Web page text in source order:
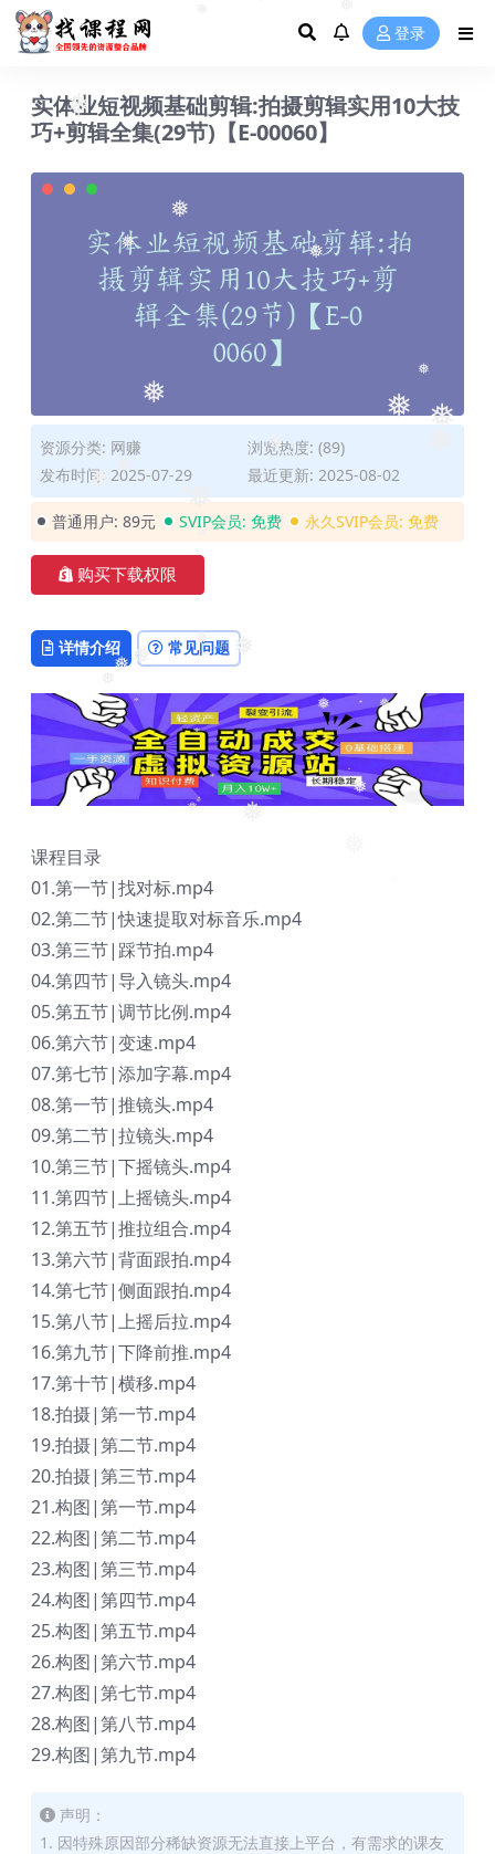
❅
❅
❅
❅
❅
❅
❅
❅
❅
❅
❅
❅
❅
❅
❅
❅
❅
❅
❅
❅
❅
❅ 登录
实体业短视频基础剪辑:拍摄剪辑实用10大技
巧+剪辑全集(29节)【E-00060】
资源分类: 网赚
浏览热度: (89)
发布时间: 2025-07-29
最近更新: 2025-08-02
普通用户: 89元 SVIP会员: 免费 永久SVIP会员: 免费
购买下载权限
详情介绍 常见问题
课程目录
01.第一节|找对标.mp4
02.第二节|快速提取对标音乐.mp4
03.第三节|踩节拍.mp4
04.第四节|导入镜头.mp4
05.第五节|调节比例.mp4
06.第六节|变速.mp4
07.第七节|添加字幕.mp4
08.第一节|推镜头.mp4
09.第二节|拉镜头.mp4
10.第三节|下摇镜头.mp4
11.第四节|上摇镜头.mp4
12.第五节|推拉组合.mp4
13.第六节|背面跟拍.mp4
14.第七节|侧面跟拍.mp4
15.第八节|上摇后拉.mp4
16.第九节|下降前推.mp4
17.第十节|横移.mp4
18.拍摄|第一节.mp4
19.拍摄|第二节.mp4
20.拍摄|第三节.mp4
21.构图|第一节.mp4
22.构图|第二节.mp4
23.构图|第三节.mp4
24.构图|第四节.mp4
25.构图|第五节.mp4
26.构图|第六节.mp4
27.构图|第七节.mp4
28.构图|第八节.mp4
29.构图|第九节.mp4
声明：
1. 因特殊原因部分稀缺资源无法直接上平台，有需求的课友